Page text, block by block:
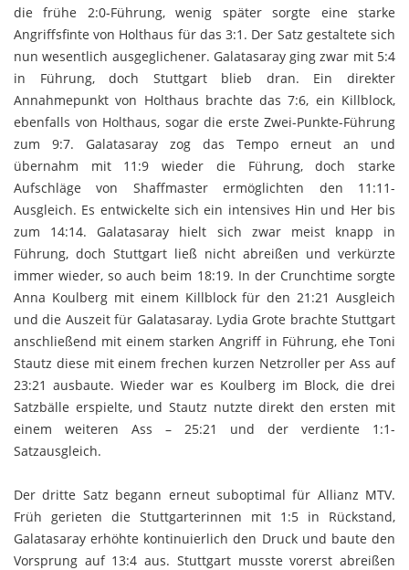
die frühe 2:0-Führung, wenig später sorgte eine starke
Angriffsfinte von Holthaus für das 3:1. Der Satz gestaltete sich
nun wesentlich ausgeglichener. Galatasaray ging zwar mit 5:4
in Führung, doch Stuttgart blieb dran. Ein direkter
Annahmepunkt von Holthaus brachte das 7:6, ein Killblock,
ebenfalls von Holthaus, sogar die erste Zwei-Punkte-Führung
zum 9:7. Galatasaray zog das Tempo erneut an und
übernahm mit 11:9 wieder die Führung, doch starke
Aufschläge von Shaffmaster ermöglichten den 11:11-
Ausgleich. Es entwickelte sich ein intensives Hin und Her bis
zum 14:14. Galatasaray hielt sich zwar meist knapp in
Führung, doch Stuttgart ließ nicht abreißen und verkürzte
immer wieder, so auch beim 18:19. In der Crunchtime sorgte
Anna Koulberg mit einem Killblock für den 21:21 Ausgleich
und die Auszeit für Galatasaray. Lydia Grote brachte Stuttgart
anschließend mit einem starken Angriff in Führung, ehe Toni
Stautz diese mit einem frechen kurzen Netzroller per Ass auf
23:21 ausbaute. Wieder war es Koulberg im Block, die drei
Satzbälle erspielte, und Stautz nutzte direkt den ersten mit
einem weiteren Ass – 25:21 und der verdiente 1:1-
Satzausgleich.
Der dritte Satz begann erneut suboptimal für Allianz MTV.
Früh gerieten die Stuttgarterinnen mit 1:5 in Rückstand,
Galatasaray erhöhte kontinuierlich den Druck und baute den
Vorsprung auf 13:4 aus. Stuttgart musste vorerst abreißen